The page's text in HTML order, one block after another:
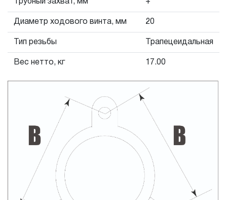
Трубный захват, мм +
Диаметр ходового винта, мм 20
Тип резьбы Трапецеидальная
Вес нетто, кг 17.00
связи с сокращенным сроком эксплуатации,
связанным с повышенным износом при использовании
и определен в 12-15 месяцев с начала использования
в условиях эксплуатации средней интенсивности.
2.2 При повышенной интенсивности или тяжелых
условиях эксплуатации инструмента гарантийный срок
может быть сокращен до одного месяца.
2.3 Начало гарантийного срока, начало эксплуатации
определяется по дате продажи, указанной в
гарантийном талоне продавцом инструмента или
документе, подтверждающим факт приобретения
изделия. В отдельных случаях, при реализации
продукции на промышленные предприятия, начало
гарантийного срока может исчисляться с момента